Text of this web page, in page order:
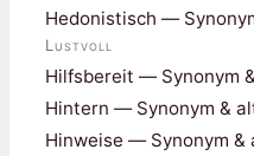
Hedonistisch —
Lustvoll
Hilfsbereit — Synonym
Hintern — Synonym &
Hinweise — Synonym